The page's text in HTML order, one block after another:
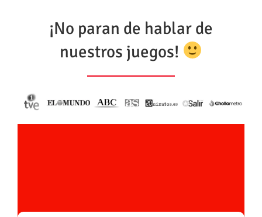
¡No paran de hablar de
nuestros juegos!